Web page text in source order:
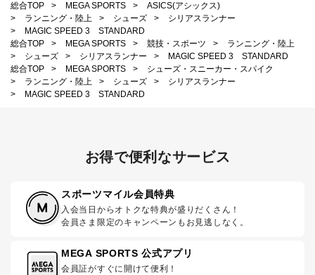
総合TOP > MEGA SPORTS >
ASICS(アシックス)
>
ランニング・陸上 > シューズ >
シリアスランナー
>
MAGIC SPEED 3 STANDARD
総合TOP
> MEGA SPORTS > 競技・スポーツ >
ランニング・陸上
>
シューズ > シリアスランナー >
MAGIC SPEED 3 STANDARD
総合TOP
> MEGA SPORTS >
シューズ・スニーカー・スパイク
>
ランニング・陸上 > シューズ >
シリアスランナー
>
MAGIC SPEED 3 STANDARD
お得で便利なサービス
スポーツマイル会員特典
入会当日からオトクな特典が盛りだくさん！
会員さま限定のキャンペーンもお見逃しなく。
MEGA SPORTS 公式アプリ
会員証がすぐに開けて便利！